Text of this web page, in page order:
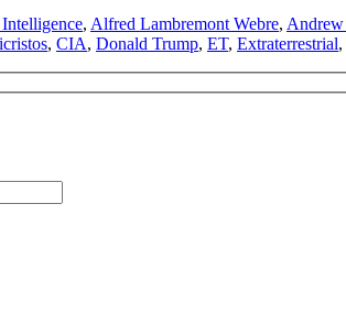
, Alfred Lambremont Webre, Andrew
, CIA, Donald Trump, ET, Extraterrestrial,